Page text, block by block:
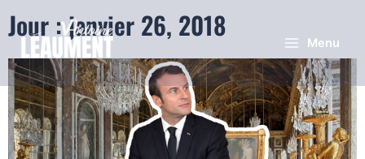
Menu
Jour : janvier 26, 2018